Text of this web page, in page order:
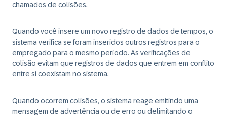
chamados de colisões.
Quando você insere um novo registro de dados de tempos, o
sistema verifica se foram inseridos outros registros para o
empregado para o mesmo período. As verificações de
colisão evitam que registros de dados que entrem em conflito
entre si coexistam no sistema.
Quando ocorrem colisões, o sistema reage emitindo uma
mensagem de advertência ou de erro ou delimitando o